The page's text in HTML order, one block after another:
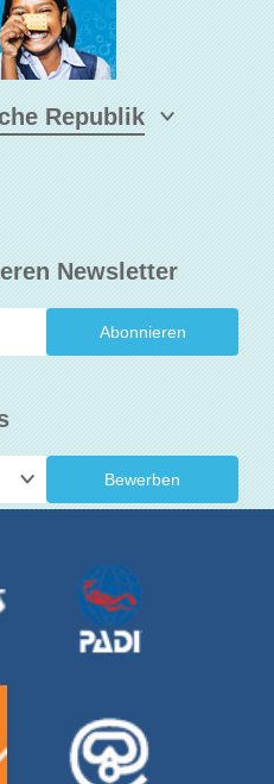
Newsletter
Bewerben